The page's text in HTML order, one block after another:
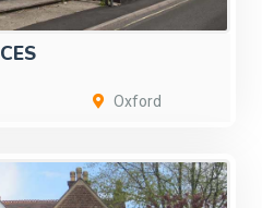
CES
Oxford